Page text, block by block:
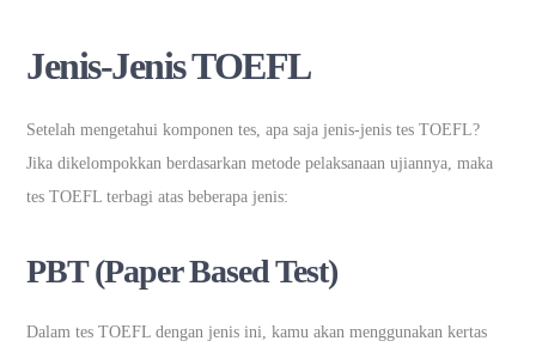
Jenis-Jenis TOEFL
Setelah mengetahui komponen tes, apa saja jenis-jenis tes TOEFL?
Jika dikelompokkan berdasarkan metode pelaksanaan ujiannya, maka
tes TOEFL terbagi atas beberapa jenis:
PBT (Paper Based Test)
Dalam tes TOEFL dengan jenis ini, kamu akan menggunakan kertas